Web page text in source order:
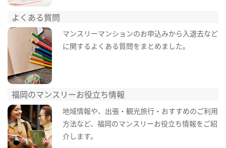
よくある質問
マンスリーマンションのお申込みから入退去など
に関するよくある質問をまとめました。
福岡のマンスリーお役立ち情報
地域情報や、出張・観光旅行・おすすめのご利用
方法など、福岡のマンスリーお役立ち情報をご紹
介します。